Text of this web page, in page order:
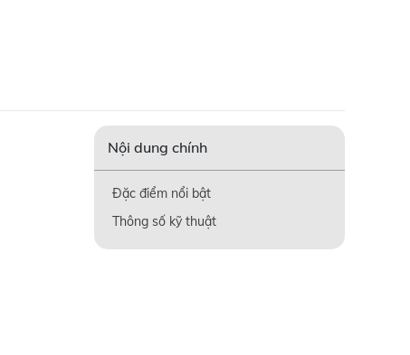
Nội dung chính
Đặc điểm nổi bật
Thông số kỹ thuật